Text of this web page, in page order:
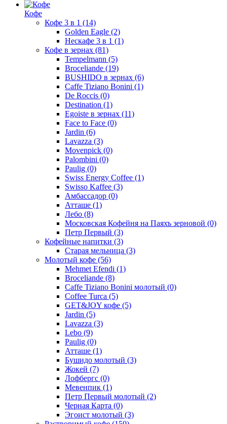
Кофе
Кофе 3 в 1 (14)
Golden Eagle (2)
Нескафе 3 в 1 (1)
Кофе в зернах (81)
Tempelmann (5)
Broceliande (19)
BUSHIDO в зернах (6)
Caffe Tiziano Bonini (1)
De Roccis (0)
Destination (1)
Egoiste в зернах (11)
Face to Face (0)
Jardin (6)
Lavazza (3)
Movenpick (0)
Palombini (0)
Paulig (0)
Swiss Energy Coffee (1)
Swisso Kaffee (3)
Амбассадор (0)
Атташе (1)
Лебо (8)
Московская Кофейня на Паяхъ зерновой (0)
Петр Первый (3)
Кофейные напитки (3)
Старая мельница (3)
Молотый кофе (56)
Mehmet Efendi (1)
Broceliande (8)
Caffe Tiziano Bonini молотый (0)
Coffee Turca (5)
GET&JOY кофе (5)
Jardin (5)
Lavazza (3)
Lebo (9)
Paulig (0)
Атташе (1)
Бушидо молотый (3)
Жокей (7)
Лофбергс (0)
Мевенпик (1)
Петр Первый молотый (2)
Черная Карта (0)
Эгоист молотый (3)